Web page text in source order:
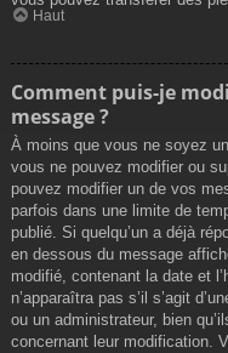
Haut
Comment puis-je
message ?
À moins que vous ne soyez
vous ne pouvez modifier ou
pouvez modifier un de vos
parfois dans une limite de
publié. Si quelqu’un a déjà
en dessous du message
modifié, contenant la date et
n’apparaîtra pas s’il s’agit
ou un administrateur, bien
concernant leur modification.